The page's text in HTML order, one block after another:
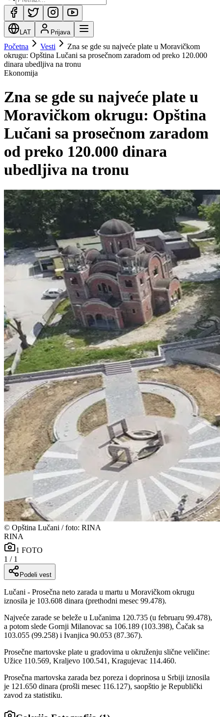
LAT Prijava
Početna Vesti
Zna se gde su najveće plate u Moravičkom
okrugu: Opština Lučani sa prosečnom zaradom od preko 120.000
dinara ubedljiva na tronu
Ekonomija
Zna se gde su najveće plate u
Moravičkom okrugu: Opština
Lučani sa prosečnom zaradom
od preko 120.000 dinara
ubedljiva na tronu
© Opština Lučani / foto: RINA
RINA
1 FOTO
1 / 1
Podeli vest
Lučani - Prosečna neto zarada u martu u Moravičkom okrugu
iznosila je 103.608 dinara (prethodni mesec 99.478).
Najveće zarade se beleže u Lučanima 120.735 (u februaru 99.478),
a potom slede Gornji Milanovac sa 106.189 (103.398), Čačak sa
103.055 (99.258) i Ivanjica 90.053 (87.367).
Prosečne martovske plate u gradovima u okruženju slične veličine:
Užice 110.569, Kraljevo 100.541, Kragujevac 114.460.
Prosečna martovska zarada bez poreza i doprinosa u Srbiji iznosila
je 121.650 dinara (prošli mesec 116.127), saopštio je Republički
zavod za statistiku.